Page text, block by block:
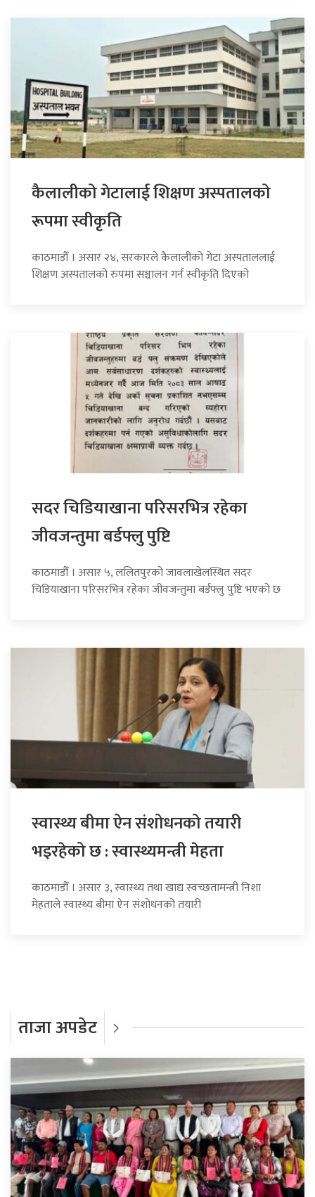
कैलालीको गेटालाई शिक्षण अस्पतालको
रूपमा स्वीकृति
काठमाडौँ । असार २४, सरकारले कैलालीको गेटा अस्पताललाई
शिक्षण अस्पतालको रुपमा सञ्चालन गर्न स्वीकृति दिएको
सदर चिडियाखाना परिसरभित्र रहेका
जीवजन्तुमा बर्डफ्लु पुष्टि
काठमाडौँ । असार ५, ललितपुरको जावलाखेलस्थित सदर
चिडियाखाना परिसरभित्र रहेका जीवजन्तुमा बर्डफ्लु पुष्टि भएको छ
स्वास्थ्य बीमा ऐन संशोधनको तयारी
भइरहेको छ : स्वास्थ्यमन्त्री मेहता
काठमाडौँ । असार ३, स्वास्थ्य तथा खाद्य स्वच्छतामन्त्री निशा
मेहताले स्वास्थ्य बीमा ऐन संशोधनको तयारी
ताजा अपडेट